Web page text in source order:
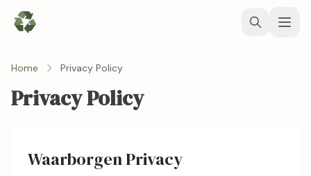
Home Privacy Policy
Privacy Policy
Waarborgen Privacy